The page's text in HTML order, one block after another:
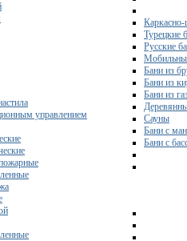
Турецкие
Русские
Бани из
Бани из
Бани из
Сауны
Бани с
Бани с
управлением